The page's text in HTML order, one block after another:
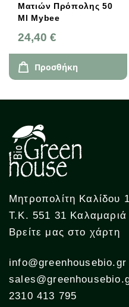
Ματιών Πρόπολης 50
Ml Mybee
24,40 €
Προσθήκη
Μητροπολίτη Καλίδου
Τ.Κ. 551 31
Βρείτε μας στο χάρτη
info@greenhousebio.gr
2310 413 795